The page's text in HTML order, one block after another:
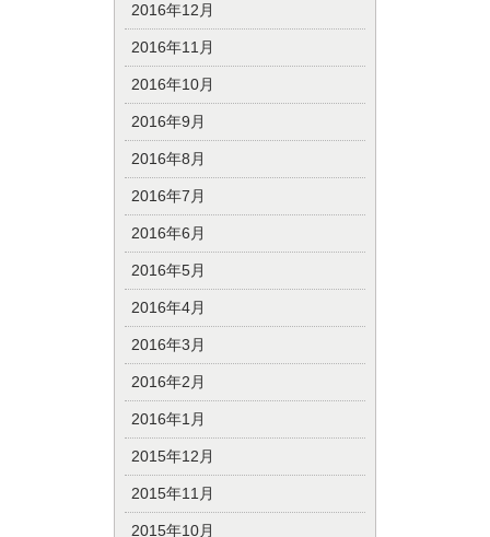
2016年12月
2016年11月
2016年10月
2016年9月
2016年8月
2016年7月
2016年6月
2016年5月
2016年4月
2016年3月
2016年2月
2016年1月
2015年12月
2015年11月
2015年10月